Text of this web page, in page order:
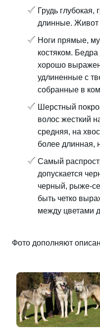
Грудь
длинные. Живот
Ноги прямые,
костяком.
хорошо
удлиненные с
собранные в
Шерстный
волос жесткий
средняя, на
более длинная,
Самый
допускается
черный, рыже-
быть четко
между цветами
Фото дополняют